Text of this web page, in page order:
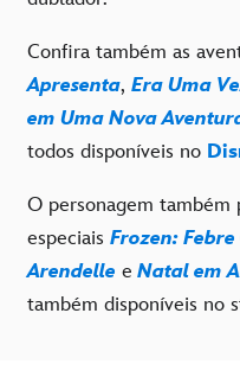
Confira também as
Apresenta, Era Uma
em Uma Nova
todos disponíveis no
O personagem também
especiais Frozen:
Arendelle e Natal em
também disponíveis no